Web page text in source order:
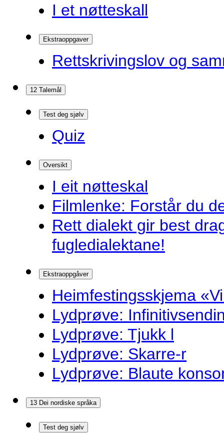
I et nøtteskall
Ekstraoppgaver
Rettskrivingslov og
12 Talemål
Test deg sjølv
Quiz
Oversikt
I eit nøtteskal
Filmlenke: Forstår du
Rett dialekt gir best
fugledialektane!
Ekstraoppgåver
Heimfestingsskjema
Lydprøve:
Lydprøve: Tjukk l
Lydprøve: Skarre-r
Lydprøve: Blaute
13 Dei nordiske språka
Test deg sjølv